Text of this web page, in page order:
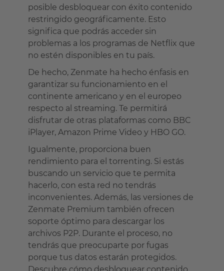
posible desbloquear con éxito contenido
restringido geográficamente. Esto
significa que podrás acceder sin
problemas a los programas de Netflix que
no estén disponibles en tu país.
De hecho, Zenmate ha hecho énfasis en
garantizar su funcionamiento en el
continente americano y en el europeo
respecto al streaming. Te permitirá
disfrutar de otras plataformas como BBC
iPlayer, Amazon Prime Video y HBO GO.
Igualmente, proporciona buen
rendimiento para el torrenting. Si estás
buscando un servicio que te permita
hacerlo, con esta red no tendrás
inconvenientes. Además, las versiones de
Zenmate Premium también ofrecen
soporte óptimo para descargar los
archivos P2P. Durante el proceso, no
tendrás que preocuparte por fugas
porque tus datos estarán protegidos.